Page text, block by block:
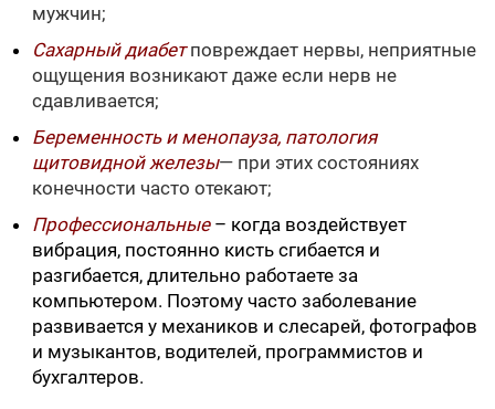
мужчин;
Сахарный диабетповреждает нервы, неприятные
ощущения возникают даже если нерв не
сдавливается;
Беременность и менопауза, патология
щитовидной железы— при этих состояниях
конечности часто отекают;
Профессиональные – когда воздействует
вибрация, постоянно кисть сгибается и
разгибается, длительно работаете за
компьютером. Поэтому часто заболевание
развивается у механиков и слесарей, фотографов
и музыкантов, водителей, программистов и
бухгалтеров.